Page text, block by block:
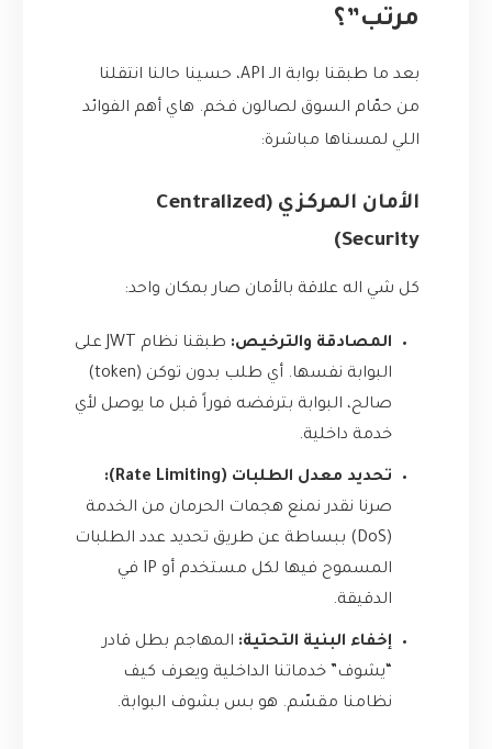
مرتب”؟
بعد ما طبقنا بوابة الـ API، حسينا حالنا انتقلنا
من حمّام السوق لصالون فخم. هاي أهم الفوائد
اللي لمسناها مباشرة:
الأمان المركزي (Centralized
Security)
كل شي اله علاقة بالأمان صار بمكان واحد:
المصادقة والترخيص:
طبقنا نظام JWT على
البوابة نفسها. أي طلب بدون توكن (token)
صالح، البوابة بترفضه فوراً قبل ما يوصل لأي
خدمة داخلية.
تحديد معدل الطلبات (Rate Limiting):
صرنا نقدر نمنع هجمات الحرمان من الخدمة
(DoS) ببساطة عن طريق تحديد عدد الطلبات
المسموح فيها لكل مستخدم أو IP في
الدقيقة.
إخفاء البنية التحتية: المهاجم بطل قادر
“يشوف” خدماتنا الداخلية ويعرف كيف
نظامنا مقسّم. هو بس بشوف البوابة.